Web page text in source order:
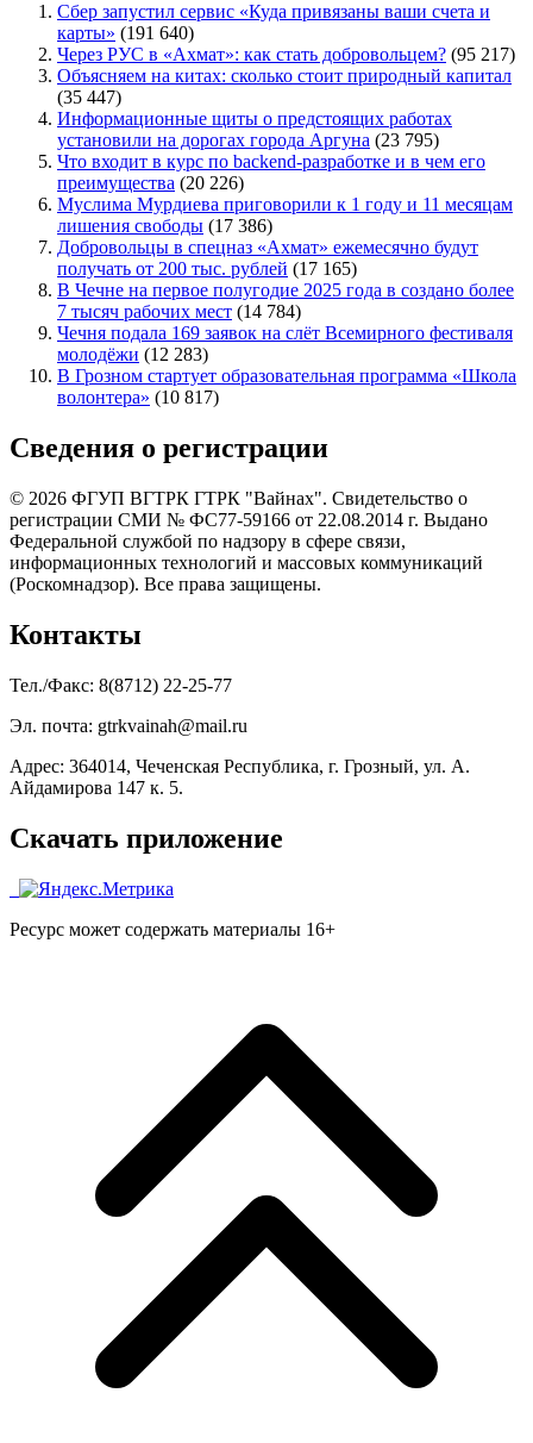
Сбер запустил сервис «Куда привязаны ваши счета и
карты» (191 640)
Через РУС в «Ахмат»: как стать добровольцем? (95 217)
Объясняем на китах: сколько стоит природный капитал
(35 447)
Информационные щиты о предстоящих работах
установили на дорогах города Аргуна (23 795)
Что входит в курс по backend-разработке и в чем его
преимущества (20 226)
Муслима Мурдиева приговорили к 1 году и 11 месяцам
лишения свободы (17 386)
Добровольцы в спецназ «Ахмат» ежемесячно будут
получать от 200 тыс. рублей (17 165)
В Чечне на первое полугодие 2025 года в создано более
7 тысяч рабочих мест (14 784)
Чечня подала 169 заявок на слёт Всемирного фестиваля
молодёжи (12 283)
В Грозном стартует образовательная программа «Школа
волонтера» (10 817)
Сведения о регистрации
© 2026 ФГУП ВГТРК ГТРК "Вайнах". Свидетельство о
регистрации СМИ № ФС77-59166 от 22.08.2014 г. Выдано
Федеральной службой по надзору в сфере связи,
информационных технологий и массовых коммуникаций
(Роскомнадзор). Все права защищены.
Контакты
Тел./Факс: 8(8712) 22-25-77
Эл. почта: gtrkvainah@mail.ru
Адрес: 364014, Чеченская Республика, г. Грозный, ул. А.
Айдамирова 147 к. 5.
Скачать приложение
Ресурс может содержать материалы 16+